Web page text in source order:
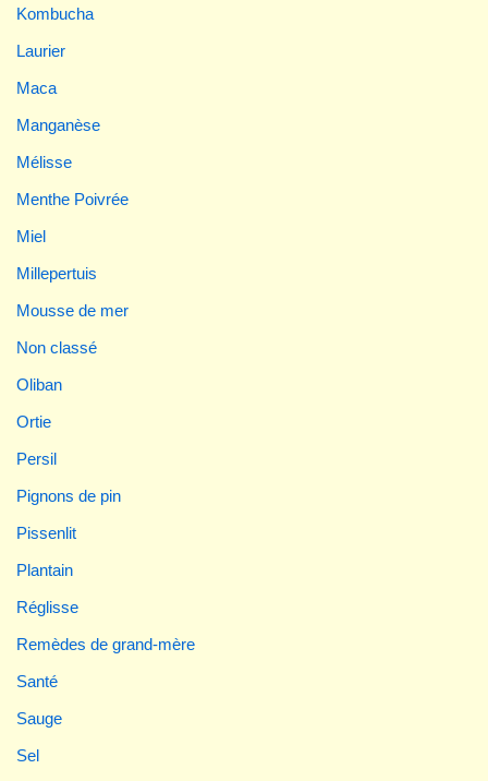
Kombucha
Laurier
Maca
Manganèse
Mélisse
Menthe Poivrée
Miel
Millepertuis
Mousse de mer
Non classé
Oliban
Ortie
Persil
Pignons de pin
Pissenlit
Plantain
Réglisse
Remèdes de grand-mère
Santé
Sauge
Sel